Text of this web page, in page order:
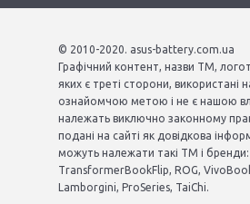
© 2010-2020. asus-battery.com.ua
Графічний контент, назви ТМ,
яких є треті сторони, використані
ознайомчою метою і не є нашою
належать виключно законному
подані на сайті як довідкова
можуть належати такі ТМ і бренди:
TransformerBookFlip, ROG,
Lamborgini, ProSeries, TaiChi.